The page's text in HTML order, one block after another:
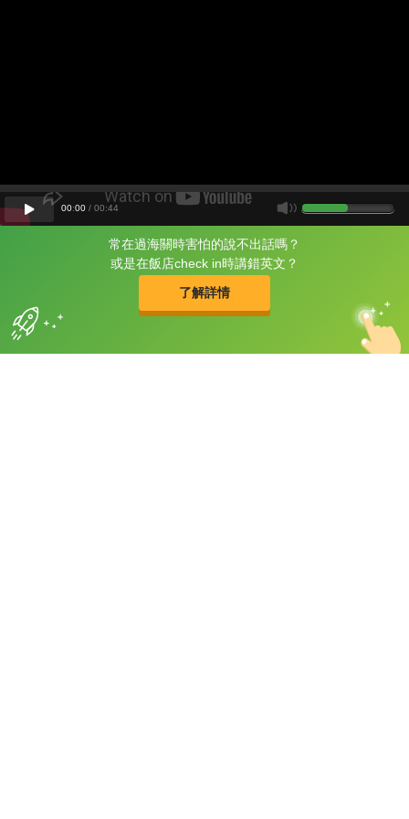
常在過海關時害怕的說不出話嗎？
或是在飯店check in時講錯英文？
了解詳情
片尾有
攻其不背
的品牌故事
00:00 / 00:44